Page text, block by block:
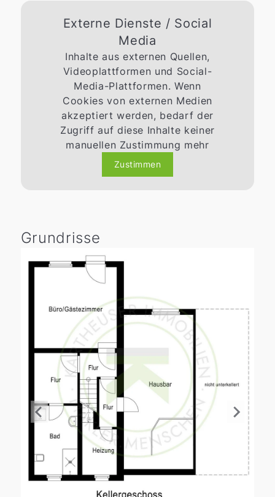
Externe Dienste / Social
Media
Inhalte aus externen Quellen,
Videoplattformen und Social-
Media-Plattformen. Wenn
Cookies von externen Medien
akzeptiert werden, bedarf der
Zugriff auf diese Inhalte keiner
manuellen Zustimmung mehr
Zustimmen
Grundrisse